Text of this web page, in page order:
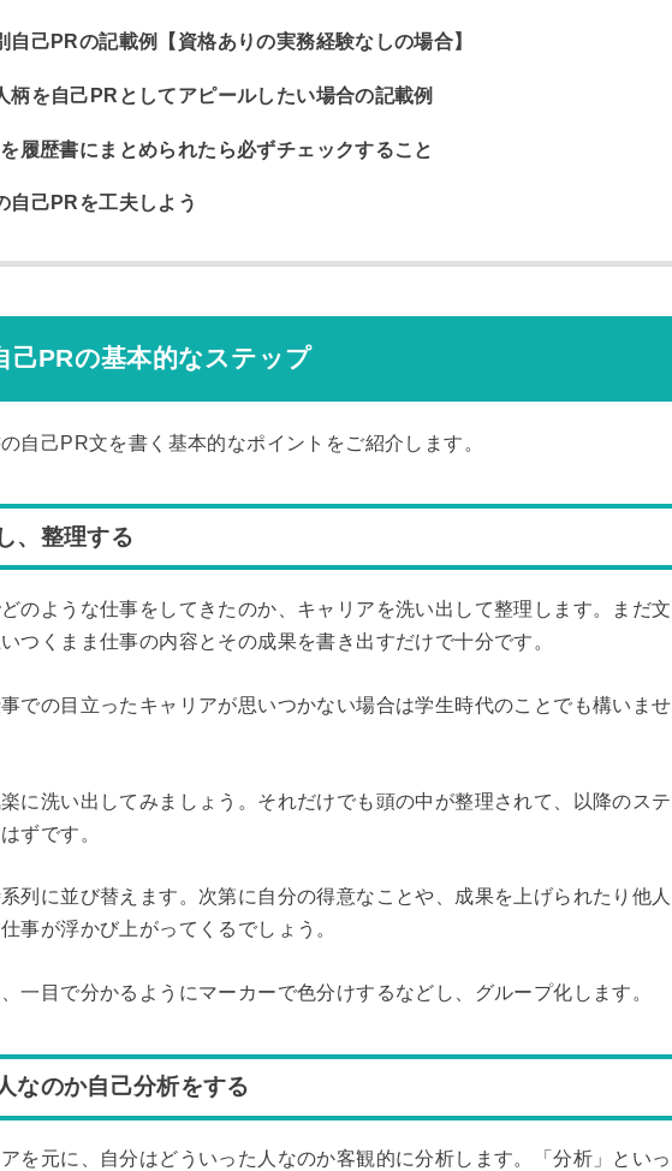
自己PRの記載例【資格ありの実務経験なしの場合】
柄を自己PRとしてアピールしたい場合の記載例
履歴書にまとめられたら必ずチェックすること
自己PRを工夫しよう
己PRの基本的なステップ
自己PR文を書く基本的なポイントをご紹介します。
、整理する
のような仕事をしてきたのか、キャリアを洗い出して整理します。まだ文
つくまま仕事の内容とその成果を書き出すだけで十分です。
での目立ったキャリアが思いつかない場合は学生時代のことでも構いませ
に洗い出してみましょう。それだけでも頭の中が整理されて、以降のステ
ずです。
列に並び替えます。次第に自分の得意なことや、成果を上げられたり他人
事が浮かび上がってくるでしょう。
一目で分かるようにマーカーで色分けするなどし、グループ化します。
なのか自己分析をする
を元に、自分はどういった人なのか客観的に分析します。「分析」といっ